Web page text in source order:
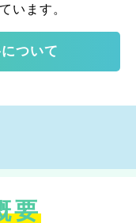
います。
ついて
要